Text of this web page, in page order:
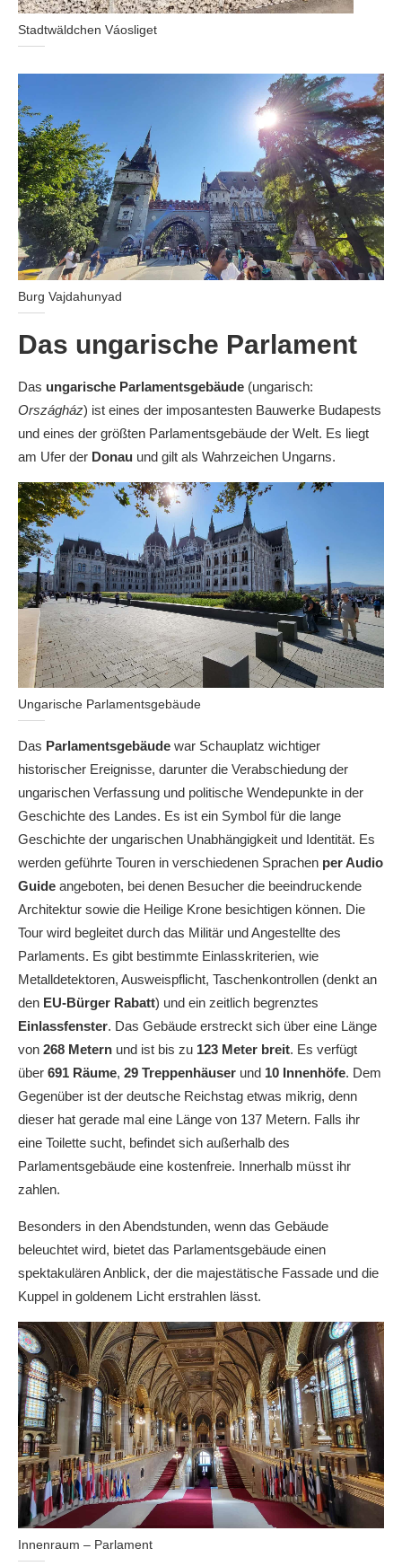
Stadtwäldchen Váosliget
Burg Vajdahunyad
Das ungarische Parlament
Das ungarische Parlamentsgebäude (ungarisch:
Országház) ist eines der imposantesten Bauwerke Budapests
und eines der größten Parlamentsgebäude der Welt. Es liegt
am Ufer der Donau und gilt als Wahrzeichen Ungarns.
Ungarische Parlamentsgebäude
Das Parlamentsgebäude war Schauplatz wichtiger
historischer Ereignisse, darunter die Verabschiedung der
ungarischen Verfassung und politische Wendepunkte in der
Geschichte des Landes. Es ist ein Symbol für die lange
Geschichte der ungarischen Unabhängigkeit und Identität. Es
werden geführte Touren in verschiedenen Sprachen per Audio
Guide angeboten, bei denen Besucher die beeindruckende
Architektur sowie die Heilige Krone besichtigen können. Die
Tour wird begleitet durch das Militär und Angestellte des
Parlaments. Es gibt bestimmte Einlasskriterien, wie
Metalldetektoren, Ausweispflicht, Taschenkontrollen (denkt an
den EU-Bürger Rabatt) und ein zeitlich begrenztes
Einlassfenster. Das Gebäude erstreckt sich über eine Länge
von 268 Metern und ist bis zu 123 Meter breit. Es verfügt
über 691 Räume, 29 Treppenhäuser und 10 Innenhöfe. Dem
Gegenüber ist der deutsche Reichstag etwas mikrig, denn
dieser hat gerade mal eine Länge von 137 Metern. Falls ihr
eine Toilette sucht, befindet sich außerhalb des
Parlamentsgebäude eine kostenfreie. Innerhalb müsst ihr
zahlen.
Besonders in den Abendstunden, wenn das Gebäude
beleuchtet wird, bietet das Parlamentsgebäude einen
spektakulären Anblick, der die majestätische Fassade und die
Kuppel in goldenem Licht erstrahlen lässt.
Innenraum – Parlament